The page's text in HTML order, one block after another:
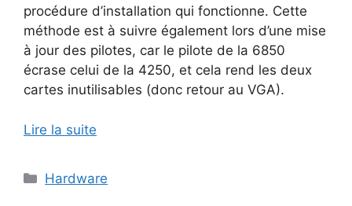
procédure d’installation qui fonctionne. Cette
méthode est à suivre également lors d’une mise
à jour des pilotes, car le pilote de la 6850
écrase celui de la 4250, et cela rend les deux
cartes inutilisables (donc retour au VGA).
Lire la suite
Catégories
Hardware